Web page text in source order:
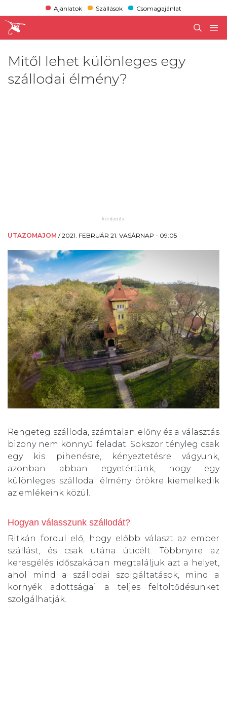
Ajánlatok Szállások Csomagajánlat
Mitől lehet különleges egy
szállodai élmény?
UTAZOMAJOM /2021. FEBRUÁR 21. VASÁRNAP - 09:05
Rengeteg szálloda, számtalan előny és a választás
bizony nem könnyű feladat. Sokszor tényleg csak
egy kis pihenésre, kényeztetésre vágyunk,
azonban abban egyetértünk, hogy egy
különleges szállodai élmény örökre kiemelkedik
az emlékeink közül.
Hogyan válasszunk szállodát?
Ritkán fordul elő, hogy előbb választ az ember
szállást, és csak utána úticélt. Többnyire az
keresgélés időszakában megtaláljuk azt a helyet,
ahol mind a szállodai szolgáltatások, mind a
környék adottságai a teljes feltöltődésünket
szolgálhatják.